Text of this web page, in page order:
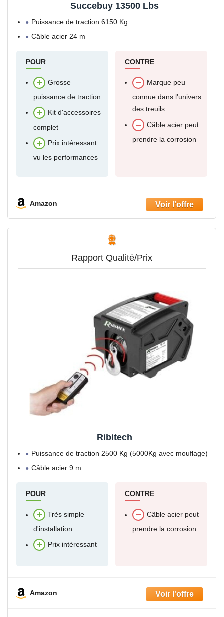
Succebuy 13500 Lbs
Puissance de traction 6150 Kg
Câble acier 24 m
POUR
Grosse
puissance de traction
Kit d'accessoires
complet
Prix intéressant
vu les performances
CONTRE
Marque peu
connue dans l'univers
des treuils
Câble acier peut
prendre la corrosion
Amazon
Rapport Qualité/Prix
Ribitech
Puissance de traction 2500 Kg (5000Kg avec mouflage)
Câble acier 9 m
POUR
Très simple
d'installation
Prix intéressant
CONTRE
Câble acier peut
prendre la corrosion
Amazon